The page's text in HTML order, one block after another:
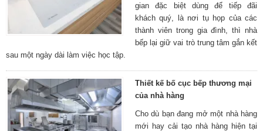
gian đặc biệt dùng để tiếp đãi
khách quý, là nơi tụ họp của các
thành viên trong gia đình, thì nhà
bếp lại giữ vai trò trung tâm gắn kết
sau một ngày dài làm việc học tập.
Thiết kế bố cục bếp thương mại
của nhà hàng
Cho dù bạn đang mở một nhà hàng
mới hay cải tạo nhà hàng hiện tại